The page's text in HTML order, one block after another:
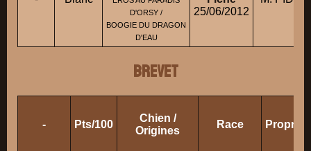
D'ORSY /
BOOGIE DU DRAGON
D'EAU
25/06/2012
BREVET
- Pts/100
Chien /
Origines
Race